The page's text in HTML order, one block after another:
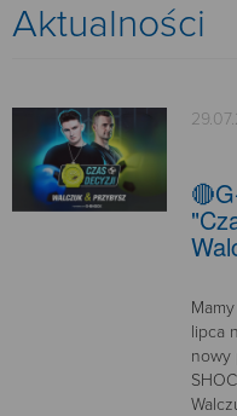
Aktualności
lipca
nowy